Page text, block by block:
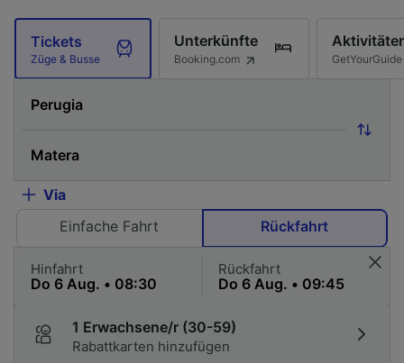
Tickets
Züge & Busse
Unterkünfte
Booking.com GetYourGuide
Via
Einfache Fahrt
Rückfahrt
Hinfahrt Rückfahrt
1 Erwachsene/r (30-59)
Rabattkarten hinzufügen